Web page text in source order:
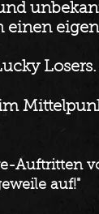
einen
Losers.
Auftritten
auf!"